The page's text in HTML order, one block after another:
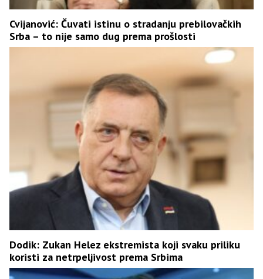
Cvijanović: Čuvati istinu o stradanju prebilovačkih
Srba – to nije samo dug prema prošlosti
Dodik: Zukan Helez ekstremista koji svaku priliku
koristi za netrpeljivost prema Srbima